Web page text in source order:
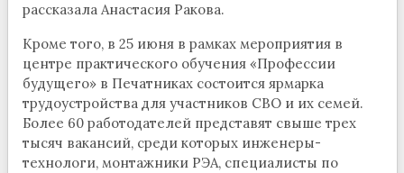
рассказала Анастасия Ракова.
Кроме того, в 25 июня в рамках мероприятия в
центре практического обучения «Профессии
будущего» в Печатниках состоится ярмарка
трудоустройства для участников СВО и их семей.
Более 60 работодателей представят свыше трех
тысяч вакансий, среди которых инженеры-
технологи, монтажники РЭА, специалисты по